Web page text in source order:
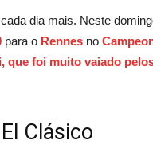
dia mais. Neste
para o Rennes no
que foi muito vaiado
Clásico